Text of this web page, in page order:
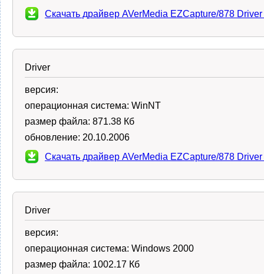
Скачать драйвер AVerMedia EZCapture/878
Driver
версия:
операционная система: WinNT
размер файла: 871.38 Кб
обновление: 20.10.2006
Скачать драйвер AVerMedia EZCapture/878
Driver
версия:
операционная система: Windows 2000
размер файла: 1002.17 Кб